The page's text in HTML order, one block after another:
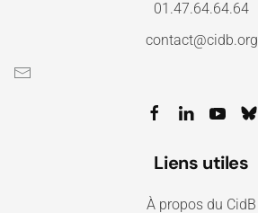
01.47.64.64.64
contact@cidb.org
Liens utiles
À propos du CidB